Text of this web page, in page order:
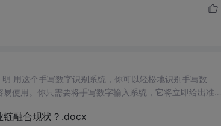
用这个手写数字识别系统，你可以轻松地识别手写数
使用。你只需要将手写数字输入系统，它将立即给出准确
链融合现状？.docx